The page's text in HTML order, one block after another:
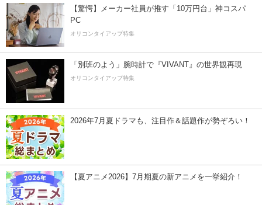
【驚愕】メーカー社員が推す「10万円台」神コスパ
PC
オリコンタイアップ特集
「別班のよう」腕時計で『VIVANT』の世界観再現
オリコンタイアップ特集
2026年7月夏ドラマも、注目作＆話題作が勢ぞろい！
【夏アニメ2026】7月期夏の新アニメを一挙紹介！